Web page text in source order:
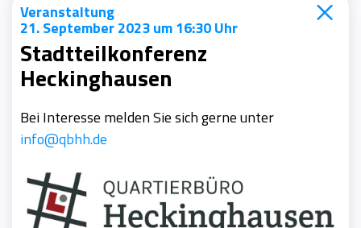
Veranstaltung
21. September 2023 um 16:30 Uhr
Stadtteilkonferenz
Heckinghausen
Bei Interesse melden Sie sich gerne unter
info@qbhh.de